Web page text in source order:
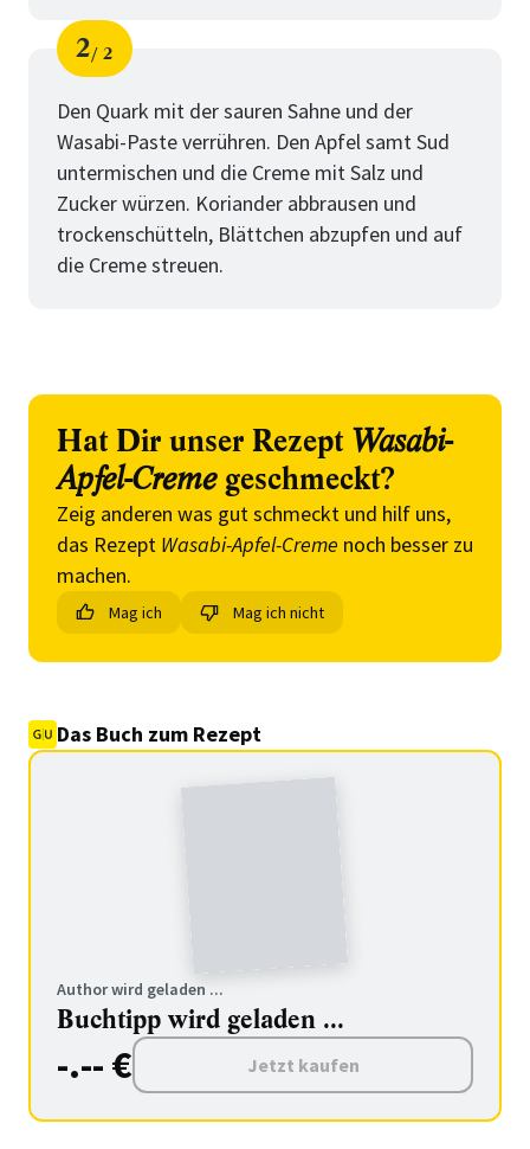
Schritt
2
von
2
Den Quark mit der sauren Sahne und der
Wasabi-Paste verrühren. Den Apfel samt Sud
untermischen und die Creme mit Salz und
Zucker würzen. Koriander abbrausen und
trockenschütteln, Blättchen abzupfen und auf
die Creme streuen.
Hat Dir unser Rezept Wasabi-
Apfel-Cremegeschmeckt?
Zeig anderen was gut schmeckt und hilf uns,
das Rezept Wasabi-Apfel-Creme noch besser zu
machen.
Mag ich Mag ich nicht
Das Buch zum Rezept
Author wird geladen ...
Buchtipp wird geladen ...
-.-- € Jetzt kaufen